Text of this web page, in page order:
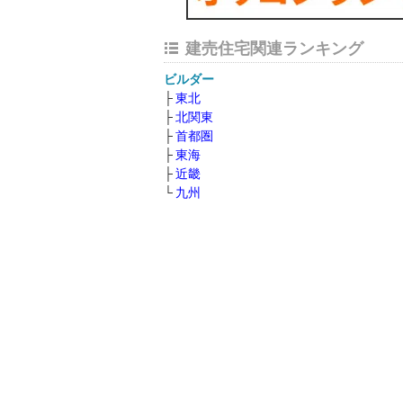
建売住宅関連ランキング
ビルダー
東北
北関東
首都圏
東海
近畿
九州